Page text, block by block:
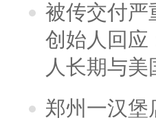
被传交付严
创始人回应
人长期与
郑州一汉堡